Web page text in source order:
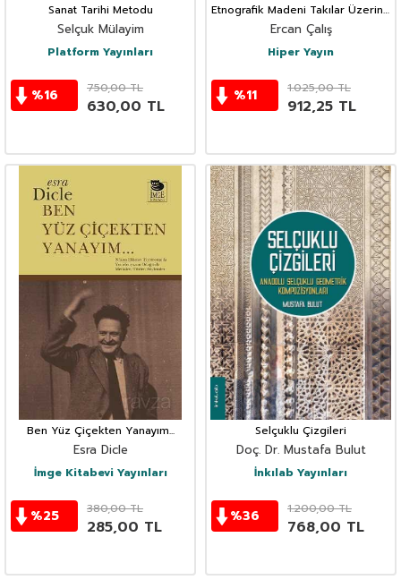
Sanat Tarihi Metodu
Selçuk Mülayim
Platform Yayınları
%16 750,00TL
630,00 TL
Etnografik Madeni Takılar Üzerine
Bir Analiz Diyarbakır Müzesi
Örneği
Ercan Çalış
Hiper Yayın
%11 1.025,00TL
912,25 TL
Ben Yüz Çiçekten Yanayım...
Esra Dicle
İmge Kitabevi Yayınları
%25 380,00TL
285,00 TL
Selçuklu Çizgileri
Doç. Dr. Mustafa Bulut
İnkılab Yayınları
%36 1.200,00TL
768,00 TL